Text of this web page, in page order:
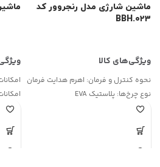
ماشین شارژی مدل رنجروور کد
BBH.۰۲۳
نحوه کنترل و فرمان: اهرم هدایت فرمان
نوع چرخ‌ها: پلاستیک EVA
نوع